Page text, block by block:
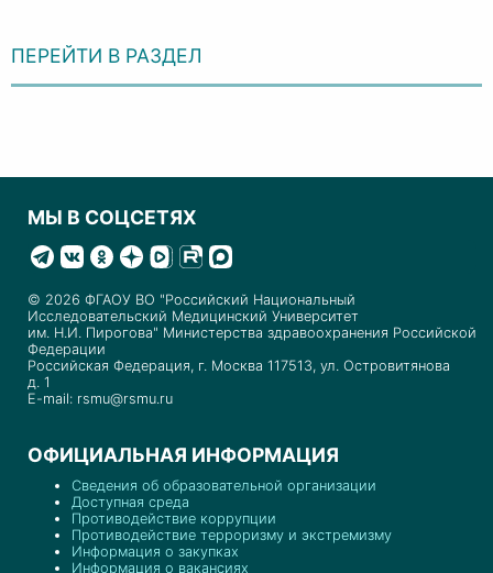
ПЕРЕЙТИ В РАЗДЕЛ
МЫ В СОЦСЕТЯХ
© 2026 ФГАОУ ВО "Российский Национальный
Исследовательский Медицинский Университет
им. Н.И. Пирогова" Министерства здравоохранения Российской
Федерации
Российская Федерация, г. Москва 117513, ул. Островитянова
д. 1
E-mail: rsmu@rsmu.ru
ОФИЦИАЛЬНАЯ ИНФОРМАЦИЯ
Сведения об образовательной организации
Доступная среда
Противодействие коррупции
Противодействие терроризму и экстремизму
Информация о закупках
Информация о вакансиях